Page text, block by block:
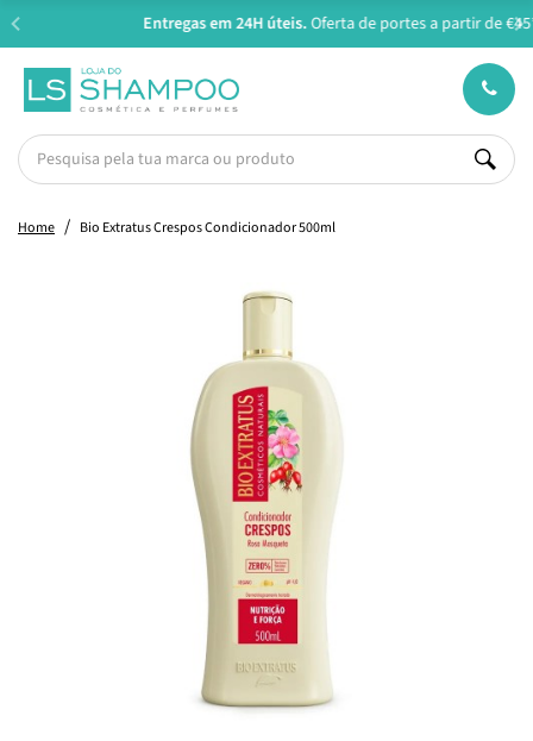
Entregas em 24H úteis.Oferta de portes a partir de €45*
Home Bio Extratus Crespos Condicionador 500ml